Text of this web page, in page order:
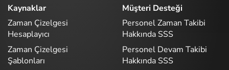
Kaynaklar
Zaman Çizelgesi
Hesaplayıcı
Zaman Çizelgesi
Şablonları
Müşteri Desteği
Personel Zaman Takibi
Hakkında SSS
Personel Devam Takibi
Hakkında SSS